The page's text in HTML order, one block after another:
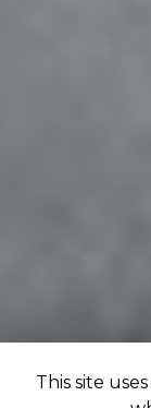
This site